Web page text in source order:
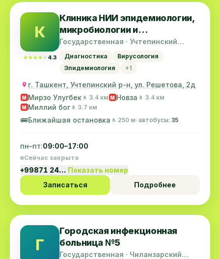
К
★★★★★
★★★★★ 4.3
Клиника НИИ эпидемиологии,
микробиологии и
инфекционных заболеваний
Государственная · Учтепинский
Диагностика
Вирусология
Эпидемиология
+1
г. Ташкент, Учтепинский р-н, ул. Решетова, 2д
M Мирзо Улугбек 🚶 3.4 км M Новза 🚶 3.4 км
M Миллий бог 🚶 3.7 км
🚌Ближайшая остановка 🚶 250 м· автобусы: 35
пн–пт:09:00–17:00
Сейчас закрыто
+99871 24… Показать номер
Записаться
Подробнее
Г
Городская инфекционная
больница №5
Государственная · Чиланзарский